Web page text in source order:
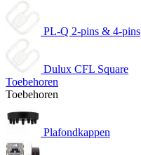
PL-Q 2-pins & 4-pins
Dulux CFL Square
Toebehoren
Toebehoren
Plafondkappen